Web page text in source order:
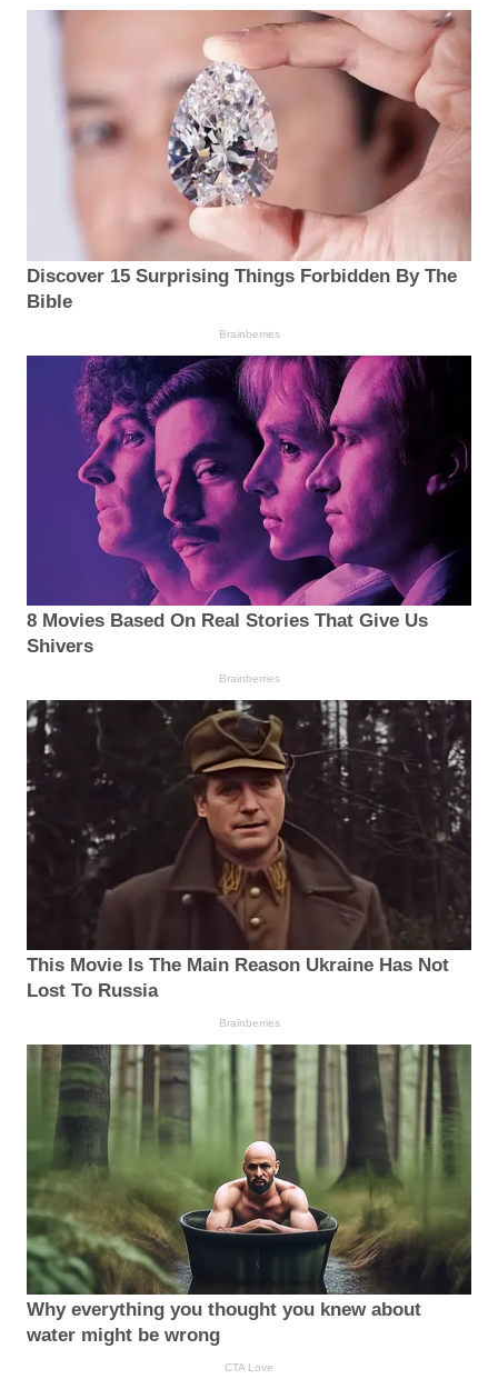
Discover 15 Surprising Things Forbidden By The
Bible
Brainberries
8 Movies Based On Real Stories That Give Us
Shivers
Brainberries
This Movie Is The Main Reason Ukraine Has Not
Lost To Russia
Brainberries
Why everything you thought you knew about
water might be wrong
CTA Love